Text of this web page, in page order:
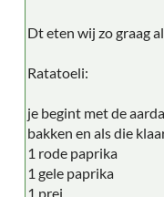
Dt eten wij zo graag
Ratatoeli:
je begint met de
bakken en als die
1 rode paprika
1 gele paprika
1 prei